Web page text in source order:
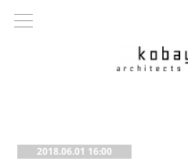
2018.06.01 16:00